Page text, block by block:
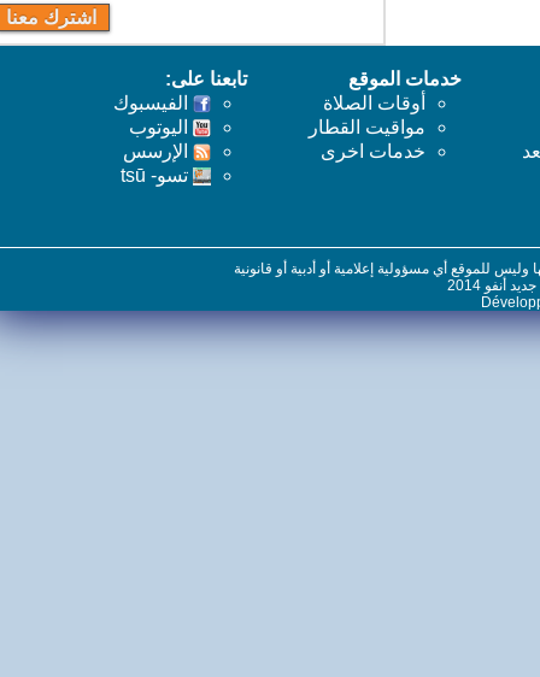
خدمات الموقع
أوقات الصلاة
مواقيت القطار
خدمات اخرى
تابعنا على:
الفيسبوك
اليوتوب
اﻹرسس
تسو- tsū
للموقع أي مسؤولية إعلامية أو أدبية أو قانونية
2014